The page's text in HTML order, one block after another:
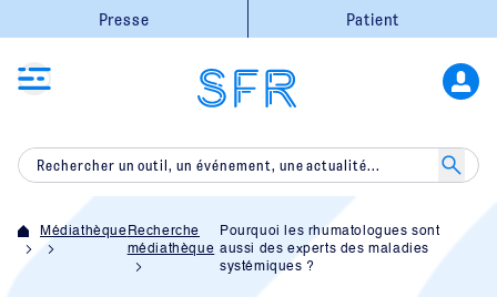
Presse Patient
Médiathèque Recherche
médiathèque
Pourquoi les rhumatologues sont
aussi des experts des maladies
systémiques ?